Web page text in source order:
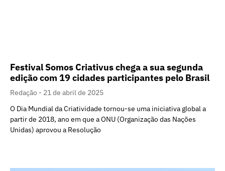
Festival Somos Criativus chega a sua segunda
edição com 19 cidades participantes pelo Brasil
Redação
21 de abril de 2025
O Dia Mundial da Criatividade tornou-se uma iniciativa global a
partir de 2018, ano em que a ONU (Organização das Nações
Unidas) aprovou a Resolução